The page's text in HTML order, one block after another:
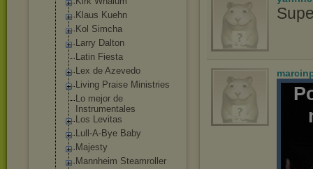
Klaus Kuehn
Kol Simcha
Larry Dalton
Latin Fiesta
Lex de Azevedo
Living Praise Ministries
Lo mejor de
Instrumentales
Los Levitas
Lull-A-Bye Baby
Majesty
Mannheim Steamroller